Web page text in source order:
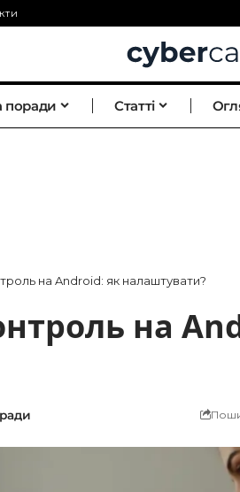
поради Статті
на Android: як налаштувати?
на